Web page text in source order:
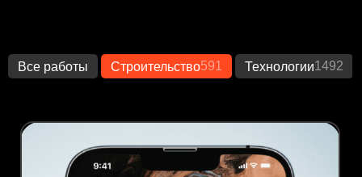
Все работы Строительство591 Технологии1492